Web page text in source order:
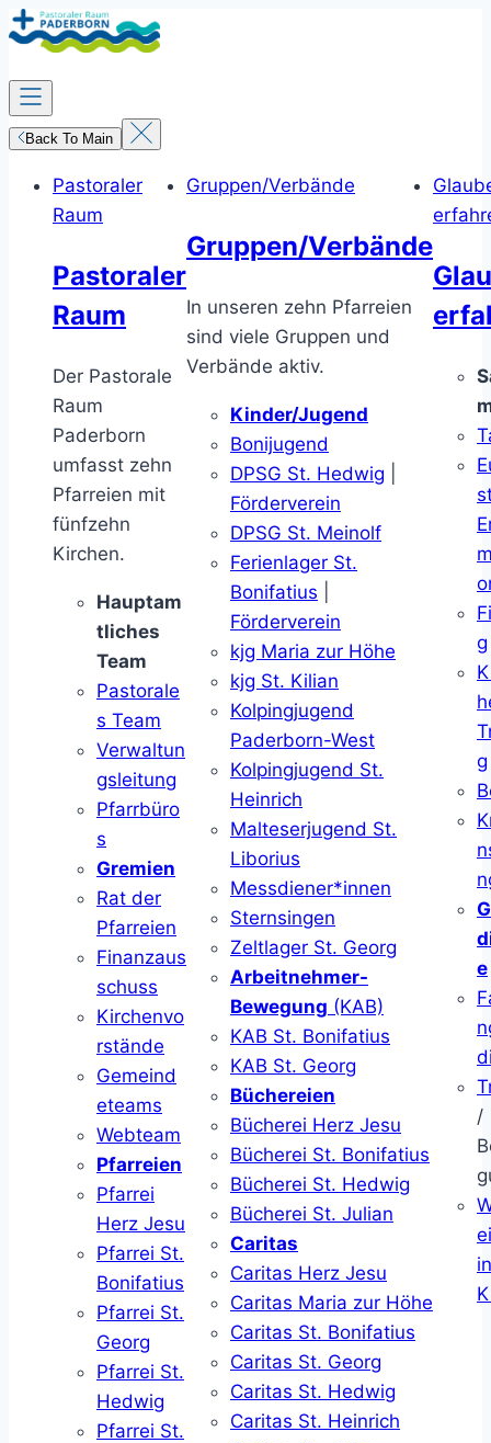
Zum
Inhalt
springen
Back To Main
Pastoraler
Raum
Pastoraler
Raum
Der Pastorale
Raum
Paderborn
umfasst zehn
Pfarreien mit
fünfzehn
Kirchen.
Hauptam
tliches
Team
Pastorale
s Team
Verwaltun
gsleitung
Pfarrbüro
s
Gremien
Rat der
Pfarreien
Finanzaus
schuss
Kirchenvo
rstände
Gemeind
eteams
Webteam
Pfarreien
Pfarrei
Herz Jesu
Pfarrei St.
Bonifatius
Pfarrei St.
Georg
Pfarrei St.
Hedwig
Pfarrei St.
Gruppen/Verbände
Gruppen/Verbände
In unseren zehn Pfarreien
sind viele Gruppen und
Verbände aktiv.
Kinder/Jugend
Bonijugend
DPSG St. Hedwig
Förderverein
DPSG St. Meinolf
Ferienlager St.
Bonifatius
Förderverein
kjg Maria zur Höhe
kjg St. Kilian
Kolpingjugend
Paderborn-West
Kolpingjugend St.
Heinrich
Malteserjugend St.
Liborius
Messdiener*innen
Sternsingen
Zeltlager St. Georg
Arbeitnehmer-
Bewegung (KAB)
KAB St. Bonifatius
KAB St. Georg
Büchereien
Bücherei Herz Jesu
Bücherei St. Bonifatius
Bücherei St. Hedwig
Bücherei St. Julian
Caritas
Caritas Herz Jesu
Caritas Maria zur Höhe
Caritas St. Bonifatius
Caritas St. Georg
Caritas St. Hedwig
Caritas St. Heinrich
g
g
e
/